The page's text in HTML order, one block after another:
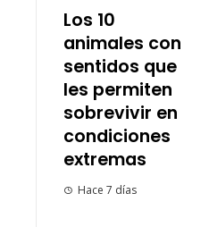
Los 10
animales con
sentidos que
les permiten
sobrevivir en
condiciones
extremas
Hace 7 días